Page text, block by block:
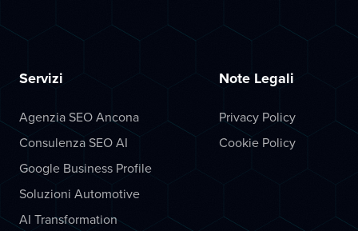
Servizi
Agenzia SEO Ancona
Consulenza SEO AI
Google Business Profile
Soluzioni Automotive
AI Transformation
Note Legali
Privacy Policy
Cookie Policy